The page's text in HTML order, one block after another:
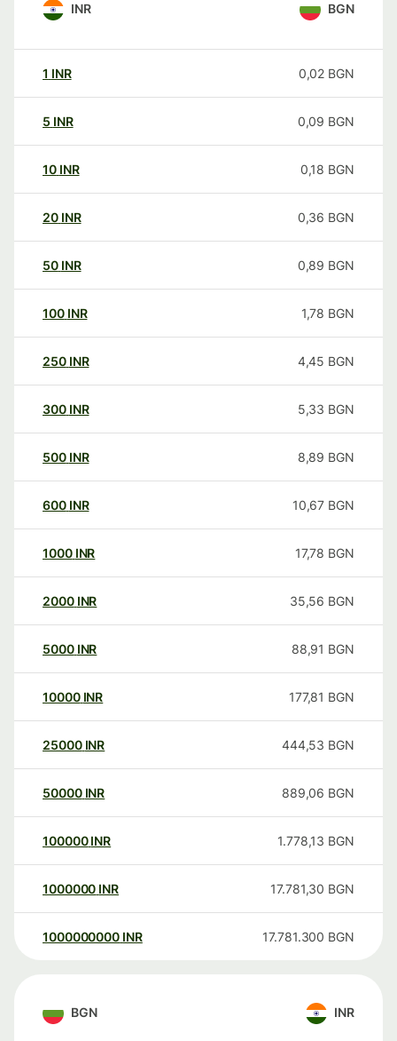
INR BGN
1 INR 0,02 BGN
5 INR 0,09 BGN
10 INR 0,18 BGN
20 INR 0,36 BGN
50 INR 0,89 BGN
100 INR 1,78 BGN
250 INR 4,45 BGN
300 INR 5,33 BGN
500 INR 8,89 BGN
600 INR 10,67 BGN
1000 INR 17,78 BGN
2000 INR 35,56 BGN
5000 INR 88,91 BGN
10000 INR 177,81 BGN
25000 INR 444,53 BGN
50000 INR 889,06 BGN
100000 INR 1.778,13 BGN
1000000 INR 17.781,30 BGN
1000000000 INR 17.781.300 BGN
BGN INR